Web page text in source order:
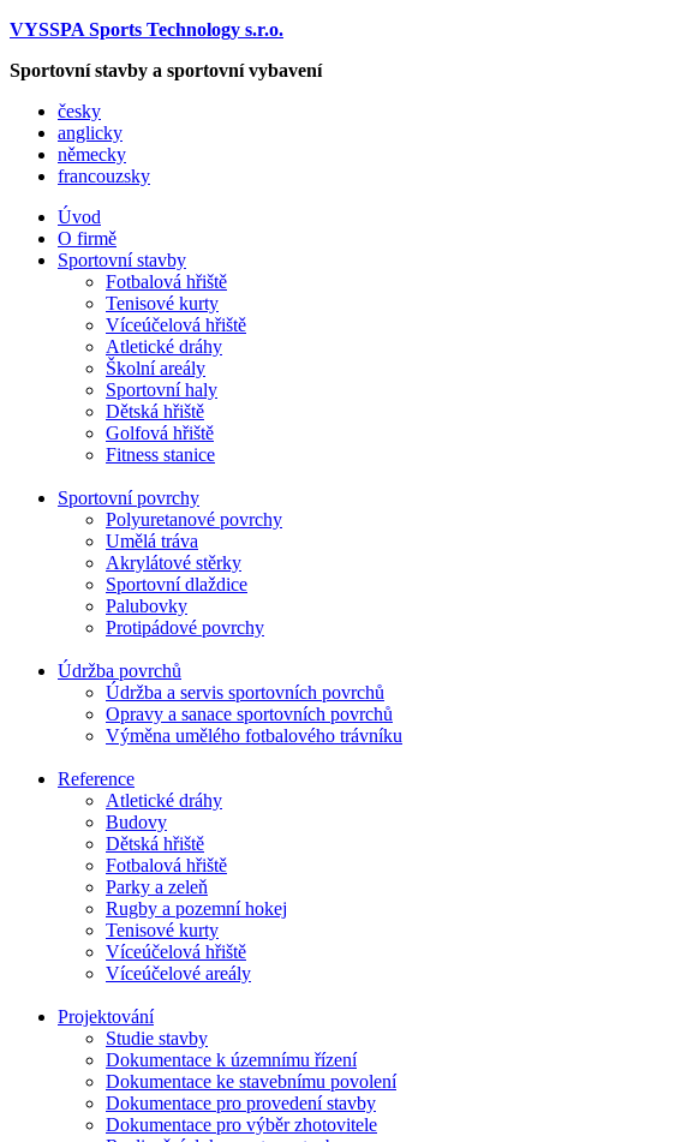
VYSSPA Sports Technology s.r.o.
Sportovní stavby a sportovní vybavení
česky
anglicky
německy
francouzsky
Úvod
O firmě
Sportovní stavby
Fotbalová hřiště
Tenisové kurty
Víceúčelová hřiště
Atletické dráhy
Školní areály
Sportovní haly
Dětská hřiště
Golfová hřiště
Fitness stanice
Sportovní povrchy
Polyuretanové povrchy
Umělá tráva
Akrylátové stěrky
Sportovní dlaždice
Palubovky
Protipádové povrchy
Údržba povrchů
Údržba a servis sportovních povrchů
Opravy a sanace sportovních povrchů
Výměna umělého fotbalového trávníku
Reference
Atletické dráhy
Budovy
Dětská hřiště
Fotbalová hřiště
Parky a zeleň
Rugby a pozemní hokej
Tenisové kurty
Víceúčelová hřiště
Víceúčelové areály
Projektování
Studie stavby
Dokumentace k územnímu řízení
Dokumentace ke stavebnímu povolení
Dokumentace pro provedení stavby
Dokumentace pro výběr zhotovitele